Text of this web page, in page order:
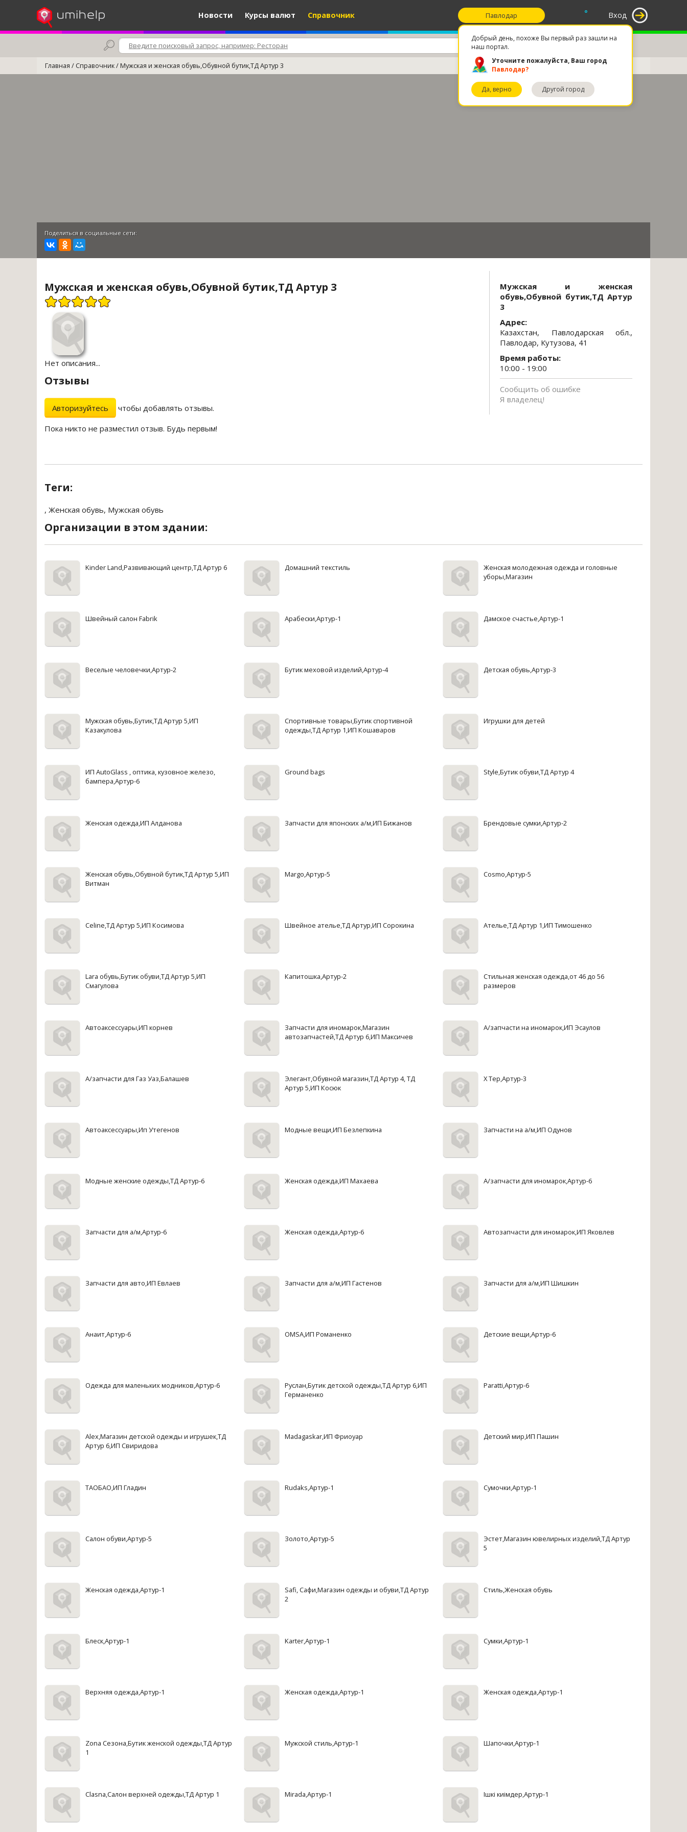
Новости Курсы валют Справочник Вход
°
Павлодар
Добрый день, похоже Вы первый раз зашли на
наш портал.
Уточните пожалуйста, Ваш город
Павлодар?
Да, верно Другой город
Главная / Справочник/Мужская и женская обувь,Обувной бутик,ТД Артур 3
Поделиться в социальные сети:
Мужская и женская
обувь,Обувной бутик,ТД Артур
3
Адрес:
Казахстан, Павлодарская обл.,
Павлодар, Кутузова, 41
Время работы:
10:00 - 19:00
Сообщить об ошибке
Я владелец!
Мужская и женская обувь,Обувной бутик,ТД Артур 3
Нет описания...
Отзывы
Авторизуйтесь
чтобы добавлять отзывы.
Пока никто не разместил отзыв. Будь первым!
Теги:
, Женская обувь, Мужская обувь
Организации в этом здании:
Kinder Land,Развивающий центр,ТД Артур 6 Домашний текстиль
Женская молодежная одежда и головные
уборы,Магазин
Швейный салон Fabrik Арабески,Артур-1 Дамское счастье,Артур-1
Веселые человечки,Артур-2 Бутик меховой изделий,Артур-4 Детская обувь,Артур-3
Мужская обувь,Бутик,ТД Артур 5,ИП
Казакулова
Спортивные товары,Бутик спортивной
одежды,ТД Артур 1,ИП Кошаваров
Игрушки для детей
ИП AutoGlass , оптика, кузовное железо,
бампера,Артур-6
Ground bags Style,Бутик обуви,ТД Артур 4
Женская одежда,ИП Алданова Запчасти для японских а/м,ИП Бижанов Брендовые сумки,Артур-2
Женская обувь,Обувной бутик,ТД Артур 5,ИП
Витман
Margo,Артур-5 Cosmo,Артур-5
Celine,ТД Артур 5,ИП Косимова Швейное ателье,ТД Артур,ИП Сорокина Ателье,ТД Артур 1,ИП Тимошенко
Lara обувь,Бутик обуви,ТД Артур 5,ИП
Смагулова
Капитошка,Артур-2
Стильная женская одежда,от 46 до 56
размеров
Автоаксессуары,ИП корнев
Запчасти для иномарок,Магазин
автозапчастей,ТД Артур 6,ИП Максичев
А/запчасти на иномарок,ИП Эсаулов
А/запчасти для Газ Уаз,Балашев
Элегант,Обувной магазин,ТД Артур 4, ТД
Артур 5,ИП Косюк
X Tep,Артур-3
Автоаксессуары,Ип Утегенов Модные вещи,ИП Безлепкина Запчасти на а/м,ИП Одунов
Модные женские одежды,ТД Артур-6 Женская одежда,ИП Махаева А/запчасти для иномарок,Артур-6
Запчасти для а/м,Артур-6 Женская одежда,Артур-6 Автозапчасти для иномарок,ИП Яковлев
Запчасти для авто,ИП Евлаев Запчасти для а/м,ИП Гастенов Запчасти для а/м,ИП Шишкин
Анаит,Артур-6 OMSA,ИП Романенко Детские вещи,Артур-6
Одежда для маленьких модников,Артур-6
Руслан,Бутик детской одежды,ТД Артур 6,ИП
Германенко
Paratti,Артур-6
Alex,Магазин детской одежды и игрушек,ТД
Артур 6,ИП Свиридова
Madagaskar,ИП Фриоуар Детский мир,ИП Пашин
ТАОБАО,ИП Гладин Rudaks,Артур-1 Сумочки,Артур-1
Салон обуви,Артур-5 Золото,Артур-5
Эстет,Магазин ювелирных изделий,ТД Артур
5
Женская одежда,Артур-1
Safi, Сафи,Магазин одежды и обуви,ТД Артур
2
Стиль,Женская обувь
Блеск,Артур-1 Karter,Артур-1 Сумки,Артур-1
Верхняя одежда,Артур-1 Женская одежда,Артур-1 Женская одежда,Артур-1
Zona Сезона,Бутик женской одежды,ТД Артур
1
Мужской стиль,Артур-1 Шапочки,Артур-1
Clasna,Салон верхней одежды,ТД Артур 1 Mirada,Артур-1 Iшкi киiмдер,Артур-1